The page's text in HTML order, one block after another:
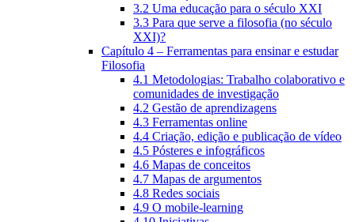
3.2 Uma educação para o século XXI
3.3 Para que serve a filosofia (no século
XXI)?
Capítulo 4 – Ferramentas para ensinar e estudar
Filosofia
4.1 Metodologias: Trabalho colaborativo e
comunidades de investigação
4.2 Gestão de aprendizagens
4.3 Ferramentas online
4.4 Criação, edição e publicação de vídeo
4.5 Pósteres e infográficos
4.6 Mapas de conceitos
4.7 Mapas de argumentos
4.8 Redes sociais
4.9 O mobile-learning